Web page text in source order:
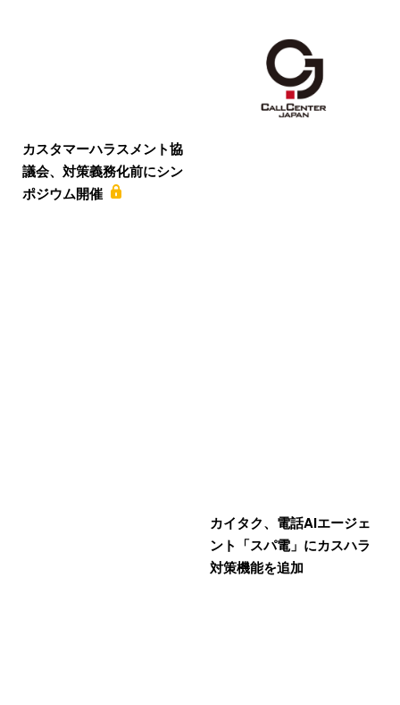
カスタマーハラスメント協
議会、対策義務化前にシン
ポジウム開催
カイタク、電話AIエージェ
ント「スパ電」にカスハラ
対策機能を追加